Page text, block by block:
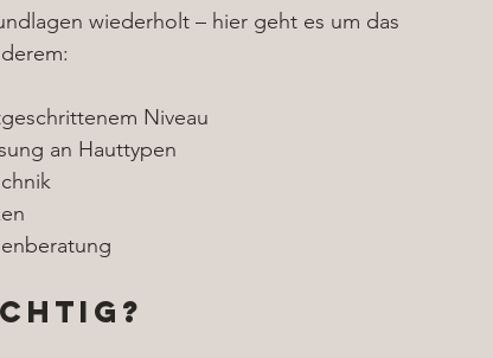
wiederholt – hier geht es um das
Niveau
an Hauttypen